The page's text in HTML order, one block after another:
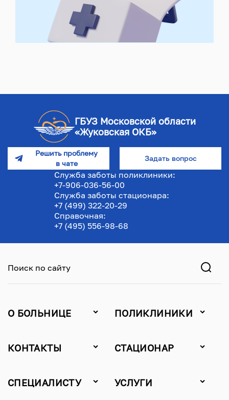
ГБУЗ Московской области
«Жуковская ОКБ»
Решить проблему
в чате
Задать вопрос
Служба заботы поликлиники:
+7-906-036-56-00
Служба заботы стационара:
+7 (499) 322-20-29
Справочная:
+7 (495) 556-98-68
Поиск по сайту
О БОЛЬНИЦЕ ПОЛИКЛИНИКИ
КОНТАКТЫ СТАЦИОНАР
СПЕЦИАЛИСТУ УСЛУГИ